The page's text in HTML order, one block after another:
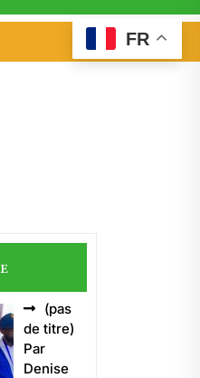
(pas
de titre)
Par
Denise
FR